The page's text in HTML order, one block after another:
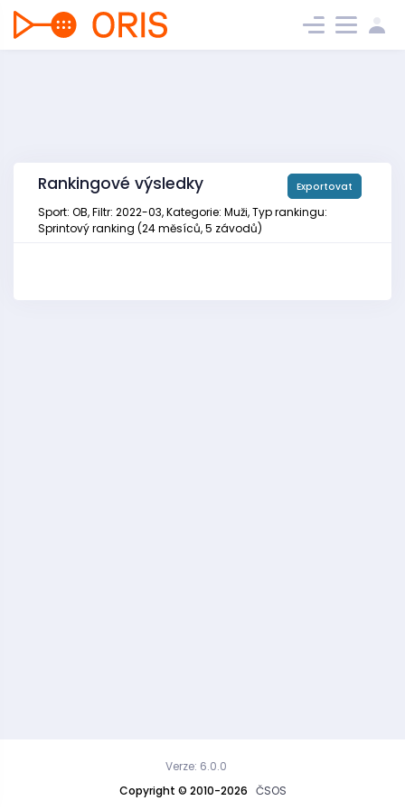
Rankingové výsledky Exportovat
Sport: OB, Filtr: 2022-03, Kategorie: Muži, Typ rankingu:
Sprintový ranking (24 měsíců, 5 závodů)
Copyright © 2010-2026 ČSOS
Verze: 6.0.0